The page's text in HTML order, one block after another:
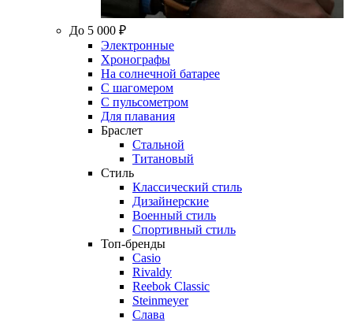
До 5 000 ₽
Электронные
Хронографы
На солнечной батарее
С шагомером
С пульсометром
Для плавания
Браслет
Стальной
Титановый
Стиль
Классический стиль
Дизайнерские
Военный стиль
Спортивный стиль
Топ-бренды
Casio
Rivaldy
Reebok Classic
Steinmeyer
Слава